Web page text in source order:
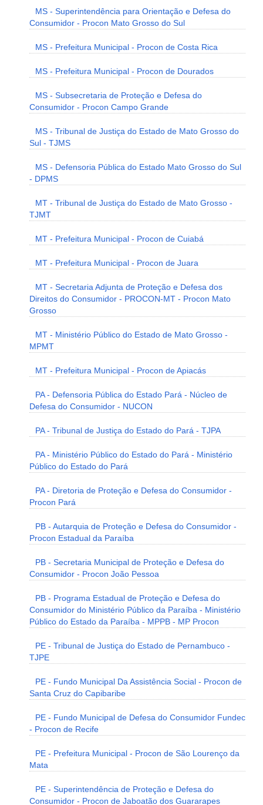
MS - Superintendência para Orientação e Defesa do
Consumidor - Procon Mato Grosso do Sul
MS - Prefeitura Municipal - Procon de Costa Rica
MS - Prefeitura Municipal - Procon de Dourados
MS - Subsecretaria de Proteção e Defesa do
Consumidor - Procon Campo Grande
MS - Tribunal de Justiça do Estado de Mato Grosso do
Sul - TJMS
MS - Defensoria Pública do Estado Mato Grosso do Sul
- DPMS
MT - Tribunal de Justiça do Estado de Mato Grosso -
TJMT
MT - Prefeitura Municipal - Procon de Cuiabá
MT - Prefeitura Municipal - Procon de Juara
MT - Secretaria Adjunta de Proteção e Defesa dos
Direitos do Consumidor - PROCON-MT - Procon Mato
Grosso
MT - Ministério Público do Estado de Mato Grosso -
MPMT
MT - Prefeitura Municipal - Procon de Apiacás
PA - Defensoria Pública do Estado Pará - Núcleo de
Defesa do Consumidor - NUCON
PA - Tribunal de Justiça do Estado do Pará - TJPA
PA - Ministério Público do Estado do Pará - Ministério
Público do Estado do Pará
PA - Diretoria de Proteção e Defesa do Consumidor -
Procon Pará
PB - Autarquia de Proteção e Defesa do Consumidor -
Procon Estadual da Paraíba
PB - Secretaria Municipal de Proteção e Defesa do
Consumidor - Procon João Pessoa
PB - Programa Estadual de Proteção e Defesa do
Consumidor do Ministério Público da Paraíba - Ministério
Público do Estado da Paraíba - MPPB - MP Procon
PE - Tribunal de Justiça do Estado de Pernambuco -
TJPE
PE - Fundo Municipal Da Assistência Social - Procon de
Santa Cruz do Capibaribe
PE - Fundo Municipal de Defesa do Consumidor Fundec
- Procon de Recife
PE - Prefeitura Municipal - Procon de São Lourenço da
Mata
PE - Superintendência de Proteção e Defesa do
Consumidor - Procon de Jaboatão dos Guararapes